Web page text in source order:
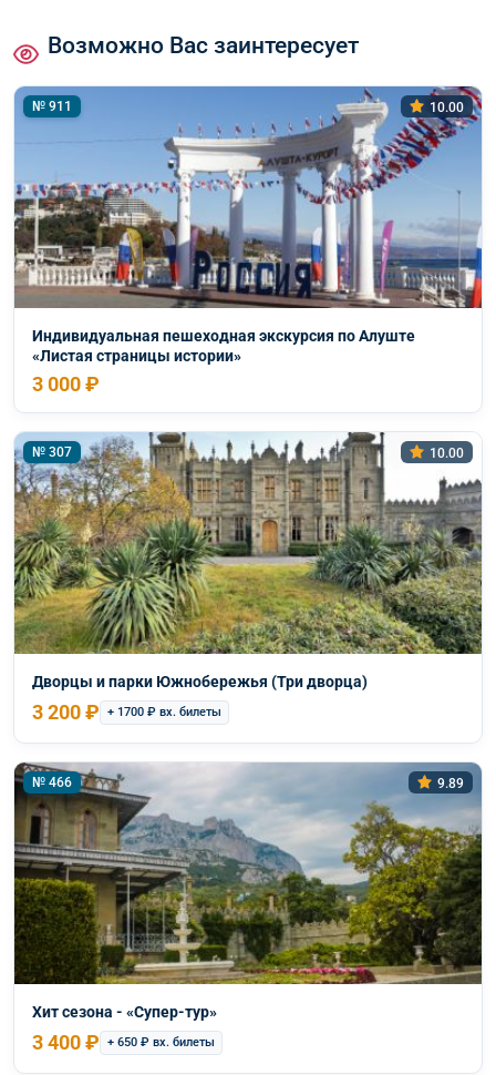
Возможно Вас заинтересует
№ 911 10.00
Индивидуальная пешеходная экскурсия по Алуште
«Листая страницы истории»
3 000 ₽
№ 307 10.00
Дворцы и парки Южнобережья (Три дворца)
3 200 ₽ + 1700 ₽ вх. билеты
№ 466 9.89
Хит сезона - «Супер-тур»
3 400 ₽ + 650 ₽ вх. билеты